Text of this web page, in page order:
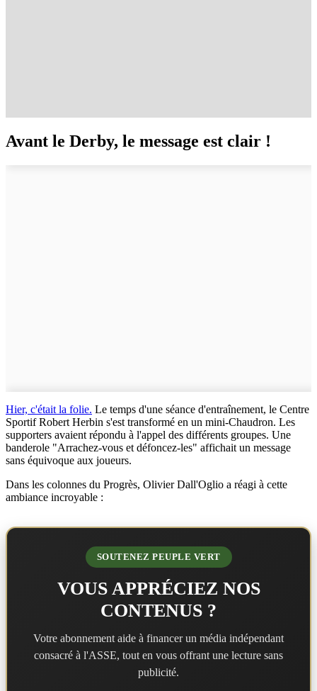
Avant le Derby, le message est clair !
Hier, c'était la folie. Le temps d'une séance d'entraînement, le Centre
Sportif Robert Herbin s'est transformé en un mini-Chaudron. Les
supporters avaient répondu à l'appel des différents groupes. Une
banderole "Arrachez-vous et défoncez-les" affichait un message
sans équivoque aux joueurs.
Dans les colonnes du Progrès, Olivier Dall'Oglio a réagi à cette
ambiance incroyable :
SOUTENEZ PEUPLE VERT
VOUS APPRÉCIEZ NOS
CONTENUS ?
Votre abonnement aide à financer un média indépendant
consacré à l'ASSE, tout en vous offrant une lecture sans
publicité.